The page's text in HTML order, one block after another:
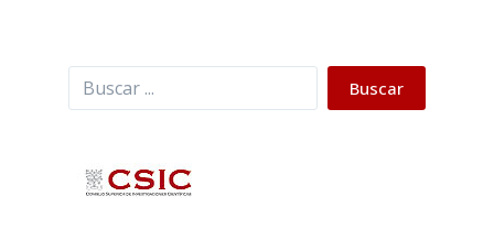
Buscar Buscar